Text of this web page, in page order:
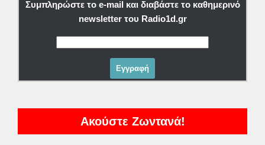
Συμπληρώστε το e-mail και διαβάστε το καθημερινό
newsletter του Radio1d.gr
Ακούστε Ζωντανά!